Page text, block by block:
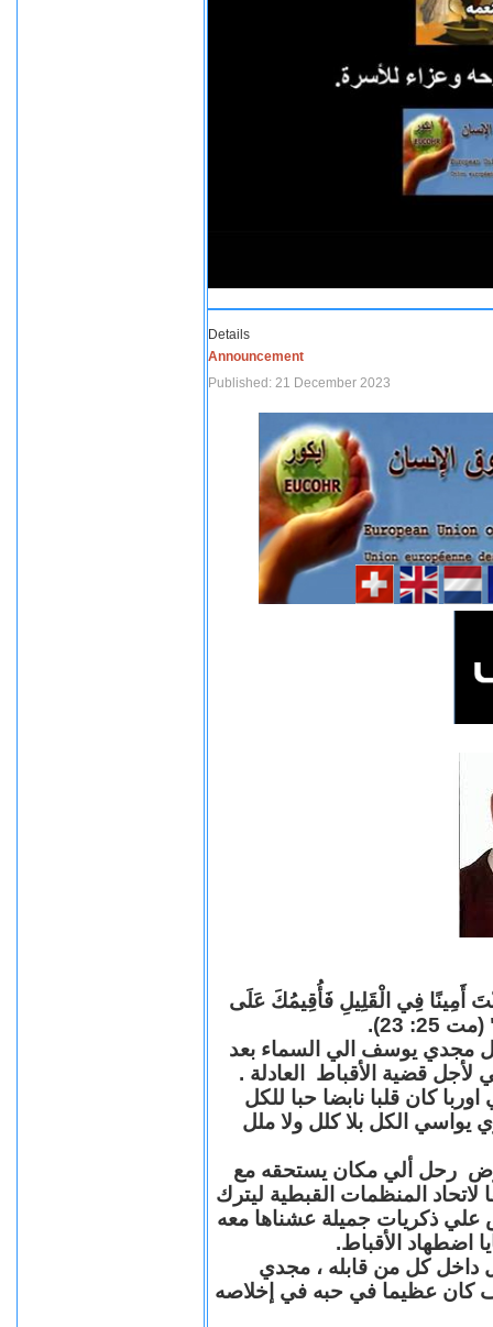
Details
Announcement
Published: 21 December 2023
أَمِينًا فِي الْقَلِيلِ فَأُقِيمُكَ عَلَى
23).
مجدي يوسف الي السماء بعد
قضية الأقباط العادلة .
كان قلبا نابضا حبا للكل
يواسي الكل بلا كلل ولا ملل
رحل ألي مكان يستحقه مع
المنظمات القبطية ليترك
علي ذكريات جميلة عشناها معه
اضطهاد الأقباط.
داخل كل من قابله ، مجدي
عظيما في حبه في إخلاصه